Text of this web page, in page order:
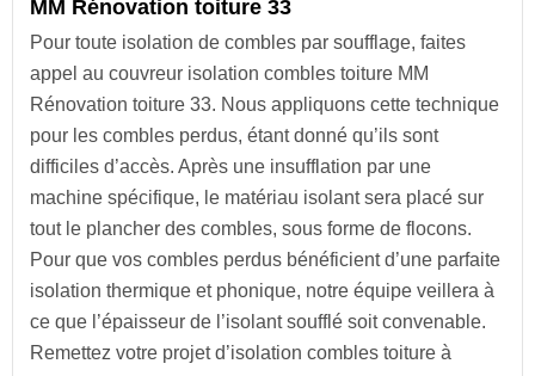
MM Rénovation toiture 33
Pour toute isolation de combles par soufflage, faites
appel au couvreur isolation combles toiture MM
Rénovation toiture 33. Nous appliquons cette technique
pour les combles perdus, étant donné qu’ils sont
difficiles d’accès. Après une insufflation par une
machine spécifique, le matériau isolant sera placé sur
tout le plancher des combles, sous forme de flocons.
Pour que vos combles perdus bénéficient d’une parfaite
isolation thermique et phonique, notre équipe veillera à
ce que l’épaisseur de l’isolant soufflé soit convenable.
Remettez votre projet d’isolation combles toiture à